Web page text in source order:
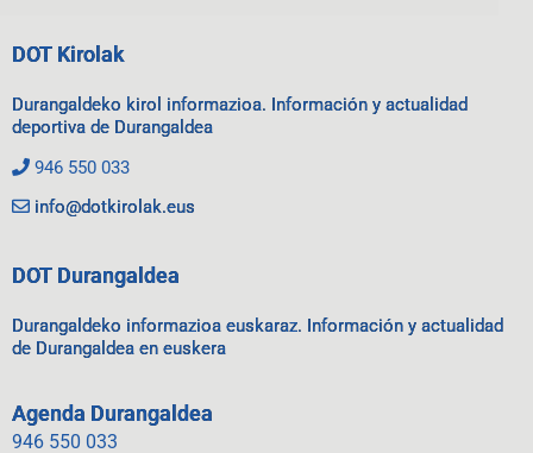
DOT Kirolak
Durangaldeko kirol informazioa. Información y actualidad
deportiva de Durangaldea
946 550 033
info@dotkirolak.eus
DOT Durangaldea
Durangaldeko informazioa euskaraz. Información y actualidad
de Durangaldea en euskera
Agenda Durangaldea
946 550 033